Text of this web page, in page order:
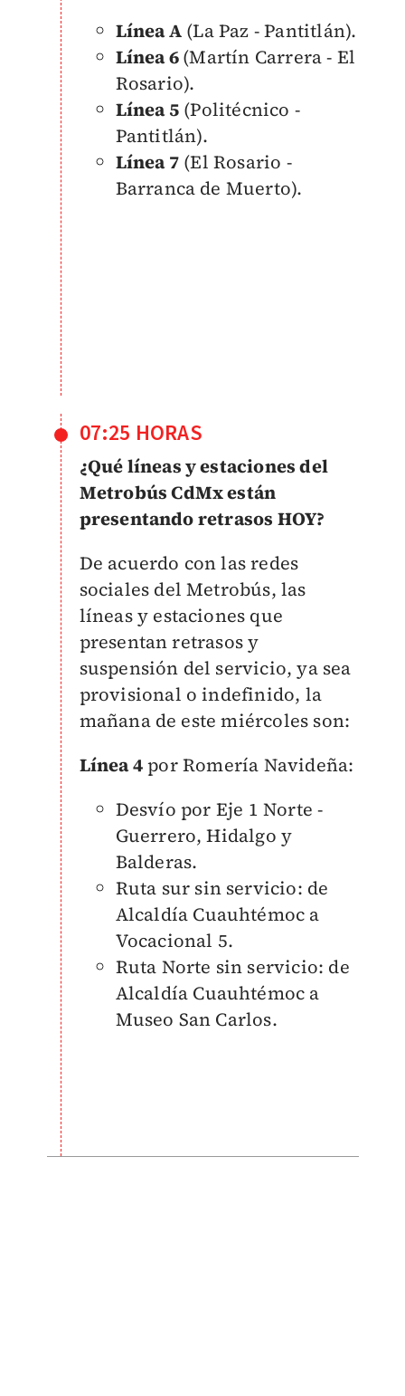
Línea A(La Paz - Pantitlán).
Línea 6(Martín Carrera - El
Rosario).
Línea 5(Politécnico -
Pantitlán).
Línea 7(El Rosario -
Barranca de Muerto).
07:25 HORAS
¿Qué líneas y estaciones del
Metrobús CdMx están
presentando retrasos HOY?
De acuerdo con las redes
sociales del Metrobús, las
líneas y estaciones que
presentan retrasos y
suspensión del servicio, ya sea
provisional o indefinido, la
mañana de este miércoles son:
Línea 4por Romería Navideña:
Desvío por Eje 1 Norte -
Guerrero, Hidalgo y
Balderas.
Ruta sur sin servicio: de
Alcaldía Cuauhtémoc a
Vocacional 5.
Ruta Norte sin servicio: de
Alcaldía Cuauhtémoc a
Museo San Carlos.